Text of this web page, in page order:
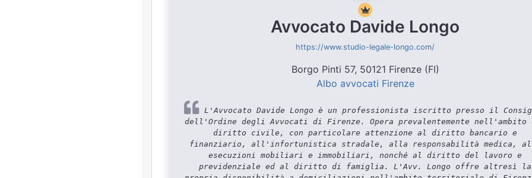
Avvocato Davide Longo
https://www.studio-legale-longo.com/
Borgo Pinti 57, 50121 Firenze (FI)
Albo avvocati Firenze
L'Avvocato Davide Longo è un professionista iscritto presso il
dell'Ordine degli Avvocati di Firenze. Opera prevalentemente nell'ambito
diritto civile, con particolare attenzione al diritto bancario e
finanziario, all'infortunistica stradale, alla responsabilità medica,
esecuzioni mobiliari e immobiliari, nonché al diritto del lavoro e
previdenziale ed al diritto di famiglia. L'Avv. Longo offre altresì la